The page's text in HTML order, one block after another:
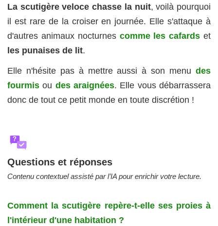
La scutigère veloce chasse la nuit, voilà pourquoi
il est rare de la croiser en journée. Elle s'attaque à
d'autres animaux nocturnes comme les cafards et
les punaises de lit.
Elle n'hésite pas à mettre aussi à son menu des
fourmis ou des araignées. Elle vous débarrassera
donc de tout ce petit monde en toute discrétion !
?
Questions et réponses
Contenu contextuel assisté par l’IA pour enrichir votre lecture.
Comment la scutigère repère-t-elle ses proies à
l'intérieur d'une habitation ?